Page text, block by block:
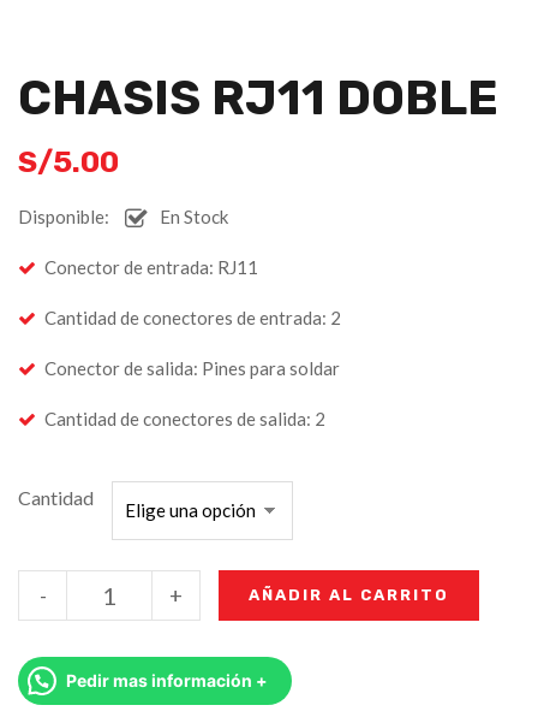
CHASIS RJ11 DOBLE
S/5.00
Disponible: En Stock
Conector de entrada: RJ11
Cantidad de conectores de entrada: 2
Conector de salida: Pines para soldar
Cantidad de conectores de salida: 2
Cantidad
+
- AÑADIR AL CARRITO
Pedir mas información +